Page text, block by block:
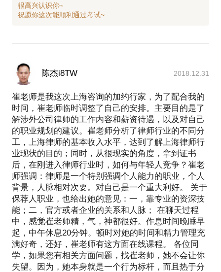
很高兴认识你~
陈杰i8TW 2018.12.31
崔老师是我这次上海咨询的加约行家，为了配合我的
时间，崔老师临时调整了自己的安排。主要目的是了
解涉外公司律师的工作内容和薪资待遇，以及对自己
的职业规划的建议。崔老师分析了律师行业的不同分
工，上海律师的基本收入水平，达到了解上海律师行
业现状的目的；同时，从很现实的角度，拿到证书
后，在刚进入律师行业时，如何与年轻人竞争？崔老
师强调：律师是一个特别强调个人能力的职业，个人
背景，人脉相对次要。对自己是一个重大利好。 关于
保荐人职业，也给出她的意见：一，靠专业的资深技
能；二，官方或者企业的关系和人脉； 在聊天过程
中，感觉崔老师精，气，神都很好。作息时间晚睡早
起，中午休息20分钟。顿时对她的时间和精力管理充
满好奇，还好，崔老师有这方面在线课程。 各位同
学，如果您有相关方面问题，找崔老师，她不会让你
失望。因为，她本身就是一个行为标杆，而且热于分